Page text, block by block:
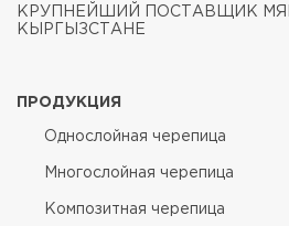
КРУПНЕЙШИЙ ПОСТАВЩИК
КЫРГЫЗСТАНЕ
ПРОДУКЦИЯ
Однослойная черепица
Многослойная черепица
Композитная черепица